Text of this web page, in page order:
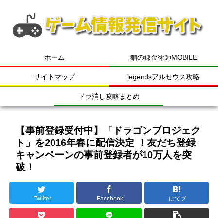
ホーム 鋼の錬金術師MOBILE
サイトマップ legendsアルセウス攻略
ドラ消し攻略まとめ
【事前登録受付中】「ドラゴンプロジェク
ト」を2016年春に配信決定 ！友だち登録
キャンペーンの事前登録者が10万人を突
破！
Twitter Facebook はてブ